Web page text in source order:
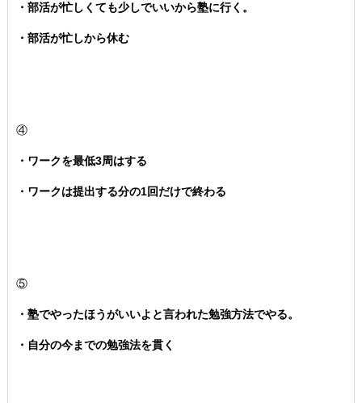
・部活が忙しくても少しでいいから塾に行く。
・部活が忙しから休む
④
・ワークを最低3周はする
・ワークは提出する分の1回だけで終わる
⑤
・塾でやったほうがいいよと言われた勉強方法でやる。
・自分の今までの勉強法を貫く